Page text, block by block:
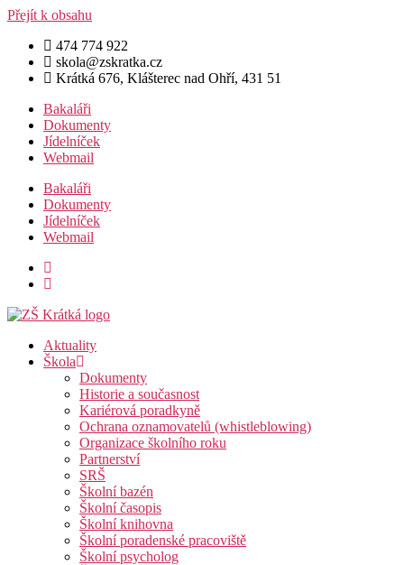
Přejít k obsahu
474 774 922
skola@zskratka.cz
Krátká 676, Klášterec nad Ohří, 431 51
Bakaláři
Dokumenty
Jídelníček
Webmail
Bakaláři
Dokumenty
Jídelníček
Webmail
Aktuality
Škola
Dokumenty
Historie a současnost
Kariérová poradkyně
Ochrana oznamovatelů (whistleblowing)
Organizace školního roku
Partnerství
SRŠ
Školní bazén
Školní časopis
Školní knihovna
Školní poradenské pracoviště
Školní psycholog